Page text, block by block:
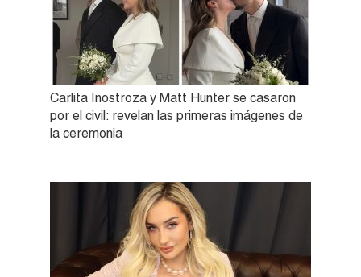
Carlita Inostroza y Matt Hunter se casaron
por el civil: revelan las primeras imágenes de
la ceremonia